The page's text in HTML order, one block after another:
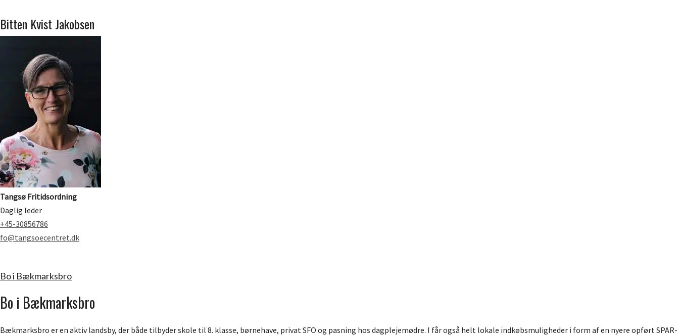
Bitten Kvist Jakobsen
Tangsø Fritidsordning
Daglig leder
+45-30856786
fo@tangsoecentret.dk
Bo i Bækmarksbro
Bo i Bækmarksbro
Bækmarksbro er en aktiv landsby, der både tilbyder skole til 8. klasse, børnehave, privat SFO og pasning hos dagplejemødre. I får også helt lokale indkøbsmuligheder i form af en nyere opført SPAR-